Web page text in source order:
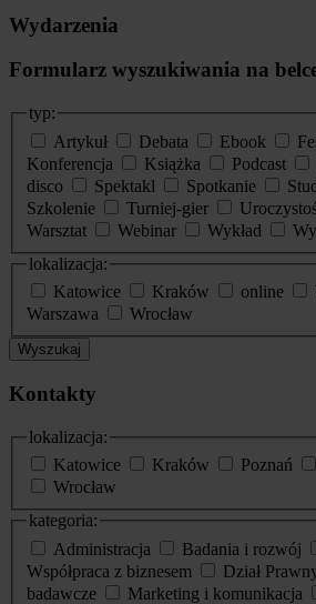
Wydarzenia
Formularz wyszukiwania na
typ:
Artykuł
Debata Ebook
Konferencja
Książka Podcast
disco
Spektakl Spotkanie
Szkolenie
Turniej-gier
Warsztat
Webinar Wykład
lokalizacja:
Katowice
Kraków online
Warszawa
Wrocław
Wyszukaj
Kontakty
lokalizacja:
Katowice
Kraków Poznań
Wrocław
kategoria:
Administracja
Badania i rozwój
Współpraca z biznesem
Dział
badawcze
Marketing i komunikacja